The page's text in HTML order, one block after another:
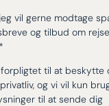
vil gerne modtage
og tilbud om
*
forpligtet til at beskytte
og vi vil kun
til at sende dig